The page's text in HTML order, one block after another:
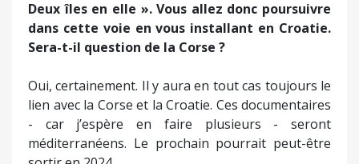
Vous aviez déjà réalisé un documentaire «
Deux îles en elle ». Vous allez donc poursuivre
dans cette voie en vous installant en Croatie.
Sera-t-il question de la Corse ?
Oui, certainement. Il y aura en tout cas toujours le
lien avec la Corse et la Croatie. Ces documentaires